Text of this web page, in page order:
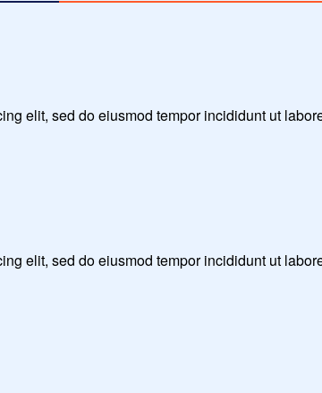
elit, sed do eiusmod tempor incididunt ut
elit, sed do eiusmod tempor incididunt ut